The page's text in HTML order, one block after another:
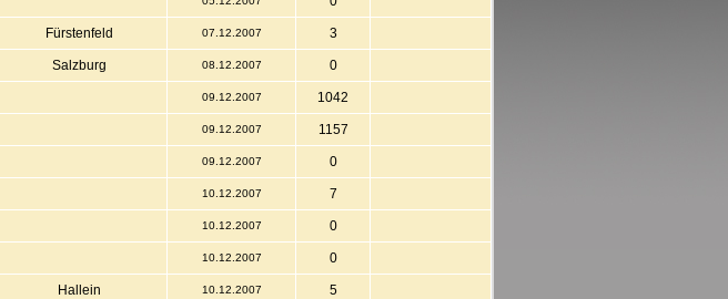
Fürstenfeld 07.12.2007 3
Salzburg 08.12.2007 0
09.12.2007 1042
09.12.2007 1157
09.12.2007 0
10.12.2007 7
10.12.2007 0
10.12.2007 0
Hallein 10.12.2007 5